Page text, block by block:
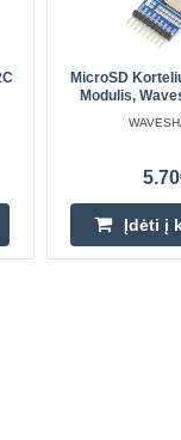
MicroSD
Modulis,
Įdėti į